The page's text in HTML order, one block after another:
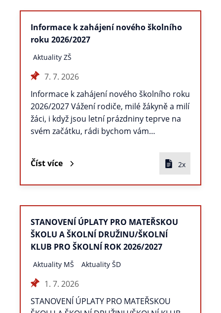
Informace k zahájení nového školního
roku 2026/2027
Aktuality ZŠ
7. 7. 2026
Informace k zahájení nového školního roku
2026/2027 Vážení rodiče, milé žákyně a milí
žáci, i když jsou letní prázdniny teprve na
svém začátku, rádi bychom vám…
Číst více 2x
STANOVENÍ ÚPLATY PRO MATEŘSKOU
ŠKOLU A ŠKOLNÍ DRUŽINU/ŠKOLNÍ
KLUB PRO ŠKOLNÍ ROK 2026/2027
Aktuality MŠ Aktuality ŠD
1. 7. 2026
STANOVENÍ ÚPLATY PRO MATEŘSKOU